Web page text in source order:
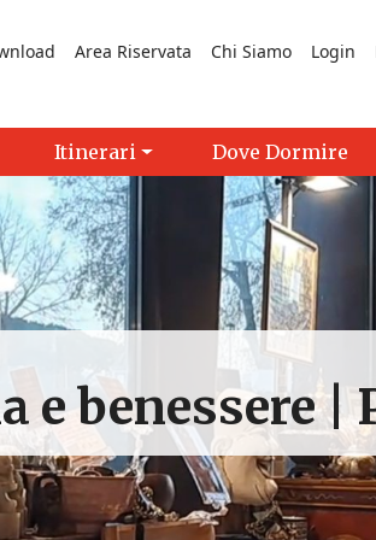
Area Riservata Chi Siamo Login
Itinerari Dove Dormire
e benessere |